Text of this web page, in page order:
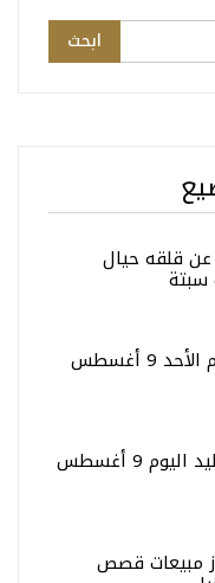
عن قلقه حيال
سبتة
توقعـات الأبراج اليوم الأحد 9 أغسطس
9 أغسطس
2026 تعزز مبيعات قصص